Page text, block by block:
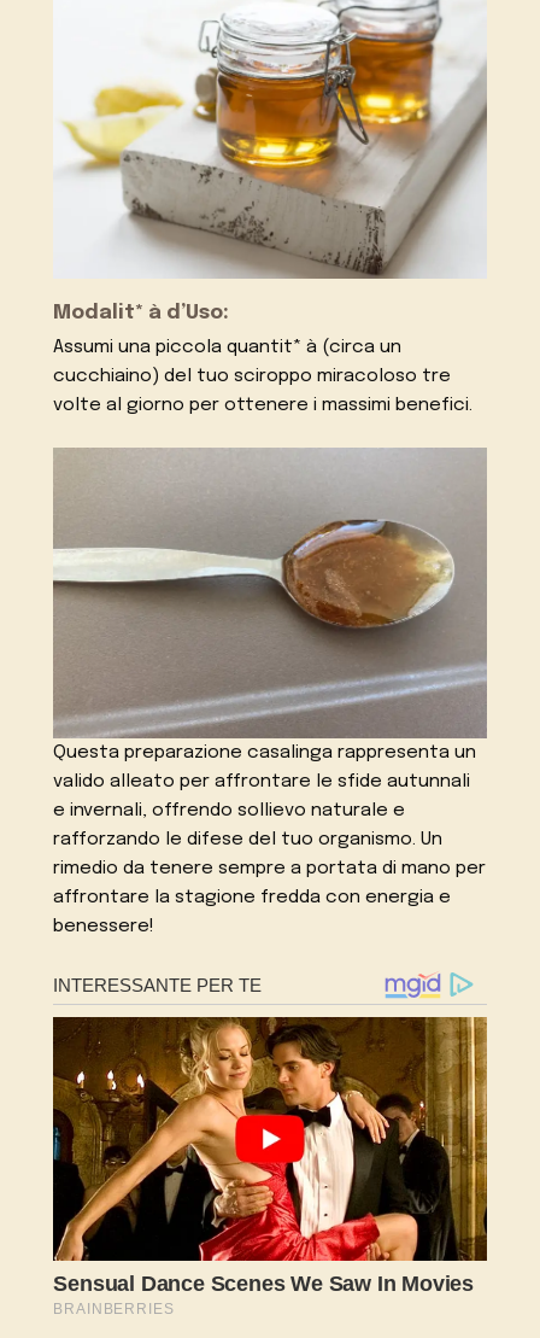
Modalit* à d’Uso:
Assumi una piccola quantit* à (circa un
cucchiaino) del tuo sciroppo miracoloso tre
volte al giorno per ottenere i massimi benefici.
Questa preparazione casalinga rappresenta un
valido alleato per affrontare le sfide autunnali
e invernali, offrendo sollievo naturale e
rafforzando le difese del tuo organismo. Un
rimedio da tenere sempre a portata di mano per
affrontare la stagione fredda con energia e
benessere!